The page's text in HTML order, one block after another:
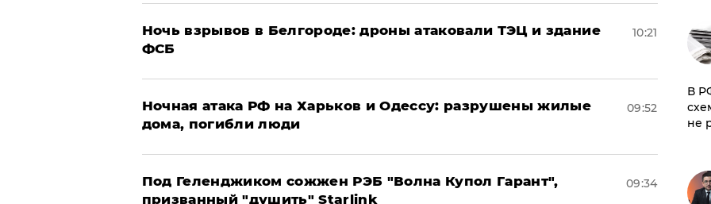
​Ночь взрывов в Белгороде: дроны атаковали ТЭЦ и здание
ФСБ
10:21
​Ночная атака РФ на Харьков и Одессу: разрушены жилые
дома, погибли люди
09:52
Под Геленджиком сожжен РЭБ "Волна Купол Гарант",
призванный "душить" Starlink
09:34
​В
не